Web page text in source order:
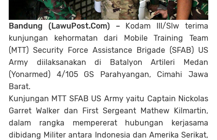
Bandung (LawuPost.Com) – Kodam III/Slw terima
kunjungan kehormatan dari Mobile Training Team
(MTT) Security Force Assistance Brigade (SFAB) US
Army diilaksanakan di Batalyon Artileri Medan
(Yonarmed) 4/105 GS Parahyangan, Cimahi Jawa
Barat.
Kunjungan MTT SFAB US Army yaitu Captain Nickolas
Garret Walker dan First Sergeant Mathew Kilmartin,
dalam rangka mempererat hubungan kerjasama
dibidang Militer antara Indonesia dan Amerika Serikat,